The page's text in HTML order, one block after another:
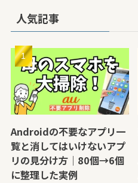
ー
人気記事
Androidの不要なアプリ一
覧と消してはいけないアプ
リの見分け方｜80個→6個
に整理した実例